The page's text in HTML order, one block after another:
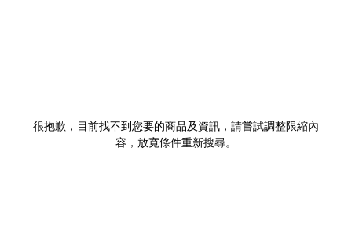
很抱歉，目前找不到您要的商品及資訊，請嘗試調整限縮內
容，放寬條件重新搜尋。